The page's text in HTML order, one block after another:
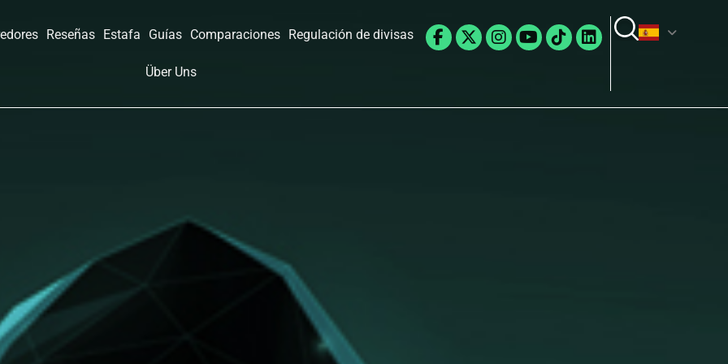
Reseñas Estafa Guías Comparaciones Regulación de divisas
Über Uns
Facebook-
f
X-
twitter
Instagram
Youtube
TiktokLinkedin